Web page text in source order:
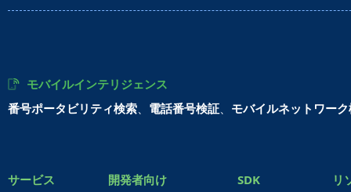
モバイルインテリジェンス
番号ポータビリティ検索、 電話番号検証、 モバイルネットワー
サービス
開発者向け
SDK
リ